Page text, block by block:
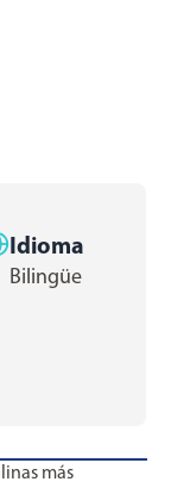
Idioma
Bilingüe
más